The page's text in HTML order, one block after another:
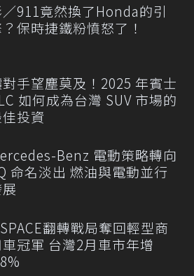
911竟然換了Honda的引
保時捷鐵粉憤怒了！
手望塵莫及！2025 年賓士
如何成為台灣 SUV 市場的
投資
Benz 電動策略轉向
命名淡出 燃油與電動並行
翻轉戰局奪回輕型商
冠軍 台灣2月車市年增